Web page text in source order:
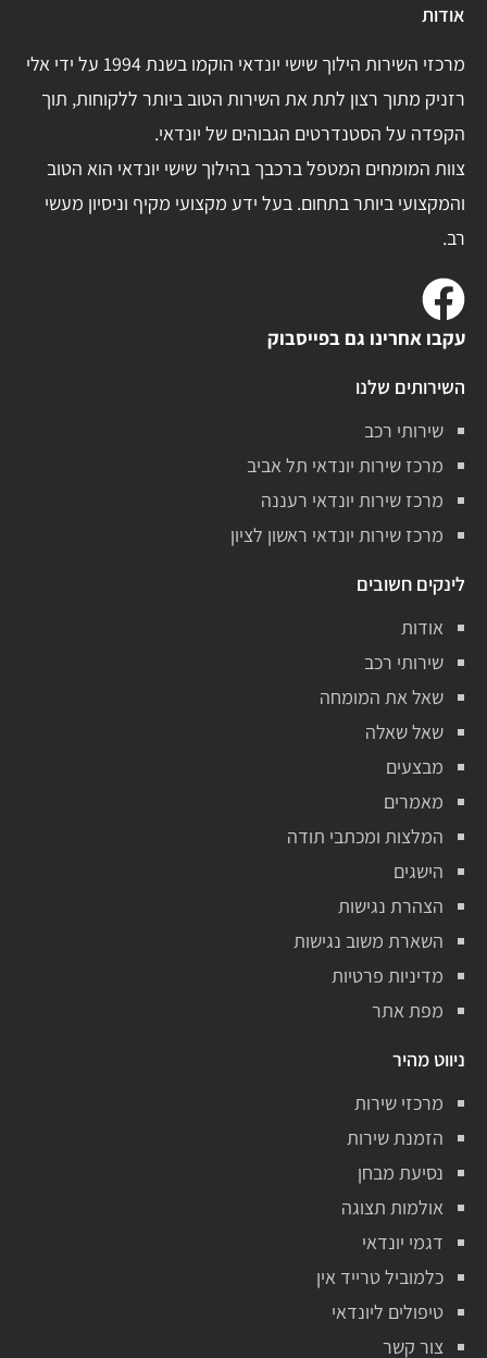
אודות
מרכזי השירות הילוך שישי יונדאי הוקמו בשנת 1994 על ידי אלי
רזניק מתוך רצון לתת את השירות הטוב ביותר ללקוחות, תוך
הקפדה על הסטנדרטים הגבוהים של יונדאי.
צוות המומחים המטפל ברכבך בהילוך שישי יונדאי הוא הטוב
והמקצועי ביותר בתחום. בעל ידע מקצועי מקיף וניסיון מעשי
רב.
עקבו אחרינו גם בפייסבוק
השירותים שלנו
שירותי רכב
מרכז שירות יונדאי תל אביב
מרכז שירות יונדאי רעננה
מרכז שירות יונדאי ראשון לציון
לינקים חשובים
אודות
שירותי רכב
שאל את המומחה
שאל שאלה
מבצעים
מאמרים
המלצות ומכתבי תודה
הישגים
הצהרת נגישות
השארת משוב נגישות
מדיניות פרטיות
מפת אתר
ניווט מהיר
מרכזי שירות
הזמנת שירות
נסיעת מבחן
אולמות תצוגה
דגמי יונדאי
כלמוביל טרייד אין
טיפולים ליונדאי
צור קשר